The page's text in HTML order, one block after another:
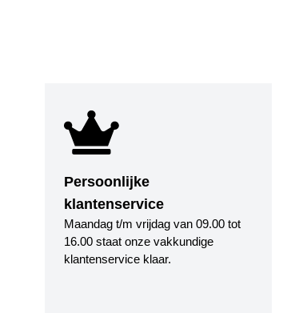
Persoonlijke
klantenservice
Maandag t/m vrijdag van 09.00 tot
16.00 staat onze vakkundige
klantenservice klaar.